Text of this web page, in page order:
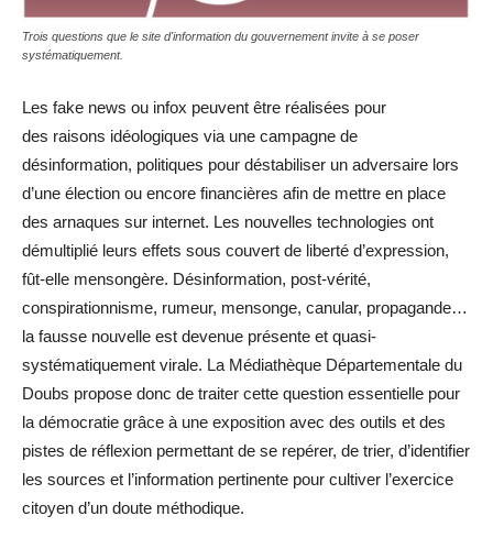
Trois questions que le site d'information du gouvernement invite à se poser
systématiquement.
Les fake news ou infox peuvent être réalisées pour
des raisons idéologiques via une campagne de
désinformation, politiques pour déstabiliser un adversaire lors
d’une élection ou encore financières afin de mettre en place
des arnaques sur internet. Les nouvelles technologies ont
démultiplié leurs effets sous couvert de liberté d’expression,
fût-elle mensongère. Désinformation, post-vérité,
conspirationnisme, rumeur, mensonge, canular, propagande…
la fausse nouvelle est devenue présente et quasi-
systématiquement virale. La Médiathèque Départementale du
Doubs propose donc de traiter cette question essentielle pour
la démocratie grâce à une exposition avec des outils et des
pistes de réflexion permettant de se repérer, de trier, d’identifier
les sources et l’information pertinente pour cultiver l’exercice
citoyen d’un doute méthodique.